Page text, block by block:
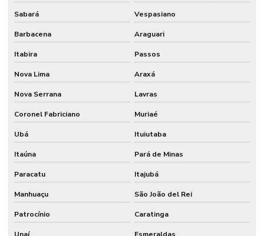
Sabará Vespasiano
Barbacena Araguari
Itabira Passos
Nova Lima Araxá
Nova Serrana Lavras
Coronel Fabriciano Muriaé
Ubá Ituiutaba
Itaúna Pará de Minas
Paracatu Itajubá
Manhuaçu São João del Rei
Patrocínio Caratinga